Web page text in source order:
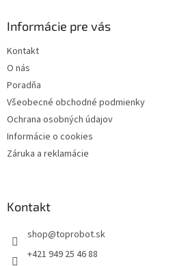
Informácie pre vás
Kontakt
O nás
Poradňa
Všeobecné obchodné podmienky
Ochrana osobných údajov
Informácie o cookies
Záruka a reklamácie
Kontakt
shop@toprobot.sk
+421 949 25 46 88